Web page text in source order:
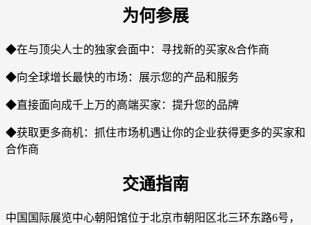
为何参展
◆在与顶尖人士的独家会面中：寻找新的买家&合作商
◆向全球增长最快的市场：展示您的产品和服务
◆直接面向成千上万的高端买家：提升您的品牌
◆获取更多商机：抓住市场机遇让你的企业获得更多的买家和
合作商
交通指南
中国国际展览中心朝阳馆位于北京市朝阳区北三环东路6号，